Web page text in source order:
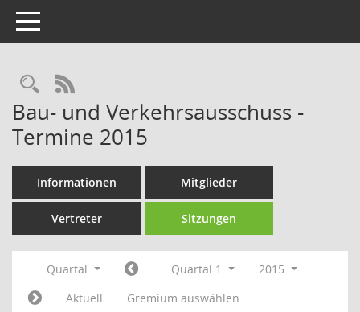
Toggle navigation
Rechercheauswahl
RSS-Feed
Bau- und Verkehrsausschuss -
Termine 2015
Informationen Mitglieder
Vertreter Sitzungen
Quartal Quartal 1
2015
Aktuell
Gremium auswählen